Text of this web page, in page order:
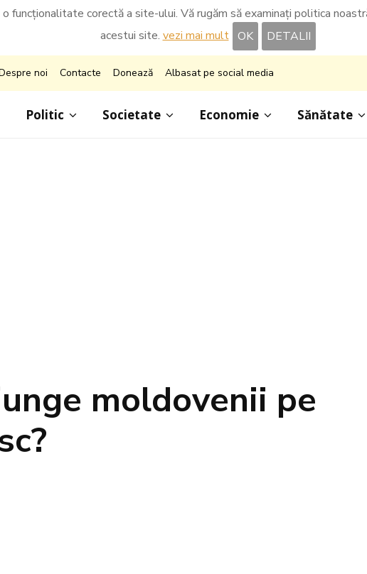
funcționalitate corectă a site-ului. Vă rugăm să examinați politica
acestui site. vezi mai mult OK DETALII
noi Contacte Donează Albasat pe social media
Politic Societate Economie Sănătate
moldovenii pe